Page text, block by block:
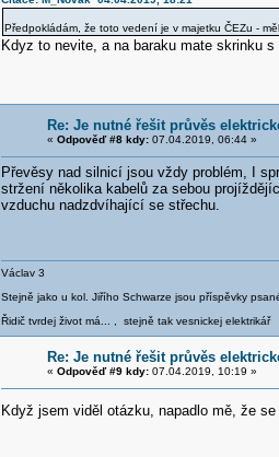
Předpokládám, že toto vedení je v majetku ČEZu -
Kdyz to nevite, a na baraku mate skrinku
Re: Je nutné řešit průvěs
« Odpověď #8 kdy:07.04.2019, 06:44 »
Převěsy nad silnicí jsou vždy problém, I
stržení několika kabelů za sebou
vzduchu nadzdvíhající se střechu.
Václav 3
Stejně jako u kol. Jiřího Schwarze jsou příspěvky
Řidič tvrdej život má... , stejně tak vesnickej elektrikář
Re: Je nutné řešit průvěs
« Odpověď #9 kdy:07.04.2019, 10:19 »
Když jsem viděl otázku, napadlo mě, že